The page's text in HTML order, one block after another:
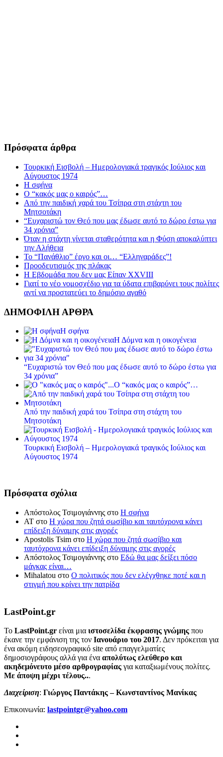
Πρόσφατα άρθρα
Τουρκική Εισβολή – Ημερολογιακά τραγικός Ιούλιος και
Αύγουστος 1974
Η σφήνα
Ο “κακός μας ο καιρός”…
Από την παιδική χαρά του Τσίπρα στη στάχτη του
Μητσοτάκη
“Ευχαριστώ τον Θεό που μας έδωσε αυτό το δώρο έστω για
34 χρόνια”
Όταν η στάχτη γίνεται σταθερότητα και η Φύση αποκαλύπτει
την Αλήθεια
Το “Πανάθλιο” έργο και οι… “Ελληναράδες”!
Προοδευτισμός της πλάκας
Η Εβδομάδα που δεν μας Είπαν XXVIII
Γιατί το νέο νομοσχέδιο για τα ύδατα επιβαρύνει τους πολίτες
αντί να προστατεύει το δημόσιο αγαθό
ΔΗΜΟΦΙΛΗ ΑΡΘΡΑ
Η σφήνα
Η Δόμνα και η οικογένεια
“Ευχαριστώ τον Θεό που μας έδωσε αυτό το δώρο έστω για
34 χρόνια”
Ο “κακός μας ο καιρός”…
Από την παιδική χαρά του Τσίπρα στη στάχτη του
Μητσοτάκη
Τουρκική Εισβολή – Ημερολογιακά τραγικός Ιούλιος και
Αύγουστος 1974
Πρόσφατα σχόλια
Απόστολος Τσιμογιάννης στο Η σφήνα
ΑΤ στο Η χώρα που ζητά σωσίβιο και ταυτόχρονα κάνει
επίδειξη δύναμης στις αγορές
Apostolis Tsim στο Η χώρα που ζητά σωσίβιο και
ταυτόχρονα κάνει επίδειξη δύναμης στις αγορές
Απόστολος Τσιμογιάννης στο Εδώ θα μας δείξει πόσο
μάγκας είναι…
Mihalatou στο Ο πολιτικός που δεν ελέγχθηκε ποτέ και η
στιγμή που κρίνει την πατρίδα
LastPoint.gr
To LastPoint.gr είναι μια ιστοσελίδα έκφρασης γνώμης που
έκανε την εμφάνιση της τον Ιανουάριο του 2017. Δεν πρόκειται για
ένα ακόμη ειδησεογραφικό site από επαγγελματίες
δημοσιογράφους αλλά για ένα απολύτως ελεύθερο και
ακηδεμόνευτο μέσο αρθρογραφίας για καταξιωμένους πολίτες.
Με άποψη μέχρι τέλους...
Διαχείριση: Γιώργος Παντάκης – Κωνσταντίνος Μανίκας
Επικοινωνία: lastpointgr@yahoo.com